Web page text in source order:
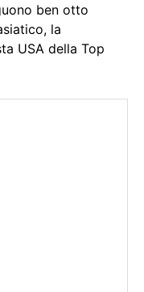
ben otto
la
USA della Top